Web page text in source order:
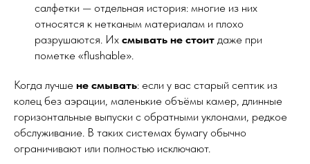
салфетки — отдельная история: многие из них
относятся к нетканым материалам и плохо
разрушаются. Их смывать не стоит даже при
пометке «flushable».
Когда лучше не смывать: если у вас старый септик из
колец без аэрации, маленькие объёмы камер, длинные
горизонтальные выпуски с обратными уклонами, редкое
обслуживание. В таких системах бумагу обычно
ограничивают или полностью исключают.